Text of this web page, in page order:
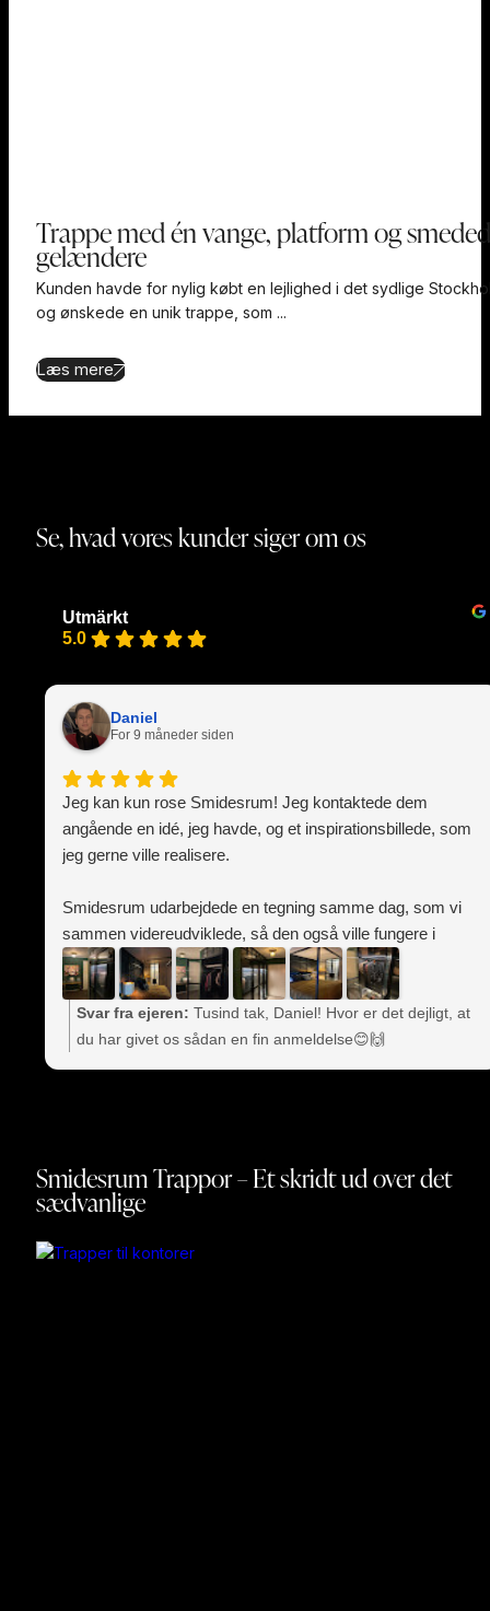
Trappe med én vange, platform og
gelændere
Kunden havde for nylig købt en lejlighed i det sydlige
og ønskede en unik trappe, som ...
Læs mere
Se, hvad vores kunder siger om os
Utmärkt
5.0
Daniel
For 9 måneder siden
Jeg kan kun rose Smidesrum! Jeg kontaktede dem
angående en idé, jeg havde, og et inspirationsbillede, som
jeg gerne ville realisere.
Smidesrum udarbejdede en tegning samme dag, som vi
sammen videreudviklede, så den også ville fungere i
praksis. Jeg havde en rigtig god dialog med Tobias, hvor
jeg oplevede, at der var flere muligheder end
vanskeligheder, som jeg havde oplevet hos et andet
lignende firma i samme branche.
Vi arbejdede med det firma i tre uger og kom ikke videre,
selvom jeg fik et tilbud, så det var ikke den idé, vi havde
diskuteret fra starten, da jeg dobbelttjekkede. Måske var
Svar fra ejeren: Tusind tak, Daniel! Hvor er det dejligt, at
du har givet os sådan en fin anmeldelse😊🙌
Smidesrum Trappor – Et skridt ud over det
sædvanlige